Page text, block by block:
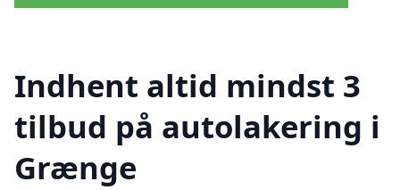
Indhent altid mindst 3
tilbud på autolakering i
Grænge